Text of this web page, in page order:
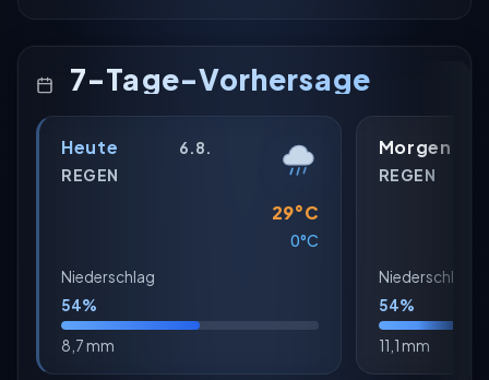
7-Tage-Vorhersage
Heute
6.8.
REGEN
29°C
0°C
Niederschlag
54%
8,7 mm
Morgen
REGEN
Niederschlag
54%
11,1 mm